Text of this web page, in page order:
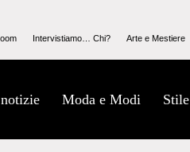
Intervistiamo… Chi? Arte e Mestiere
Moda e Modi Stile